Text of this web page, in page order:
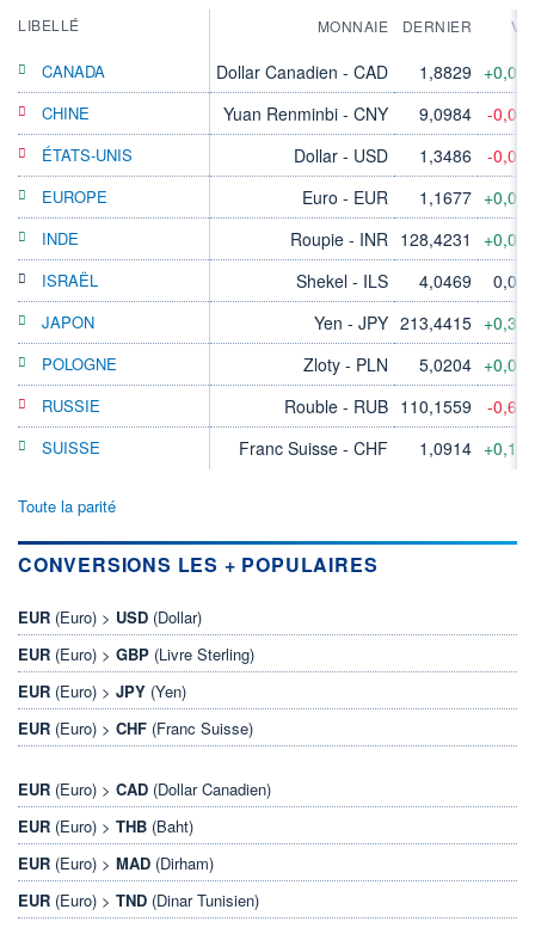
LIBELLÉ MONNAIE DERNIER
CANADA Dollar Canadien - CAD 1,8829
CHINE Yuan Renminbi - CNY 9,0984 -
ÉTATS-UNIS Dollar - USD 1,3486 -
EUROPE Euro - EUR 1,1677
INDE Roupie - INR 128,4231
ISRAËL Shekel - ILS 4,0469
JAPON Yen - JPY 213,4415
POLOGNE Zloty - PLN 5,0204
RUSSIE Rouble - RUB 110,1559 -
SUISSE Franc Suisse - CHF 1,0914
Toute la parité
CONVERSIONS LES + POPULAIRES
EUR (Euro) > USD (Dollar)
EUR (Euro) > GBP (Livre Sterling)
EUR (Euro) > JPY (Yen)
EUR (Euro) > CHF (Franc Suisse)
EUR (Euro) > CAD (Dollar Canadien)
EUR (Euro) > THB (Baht)
EUR (Euro) > MAD (Dirham)
EUR (Euro) > TND (Dinar Tunisien)